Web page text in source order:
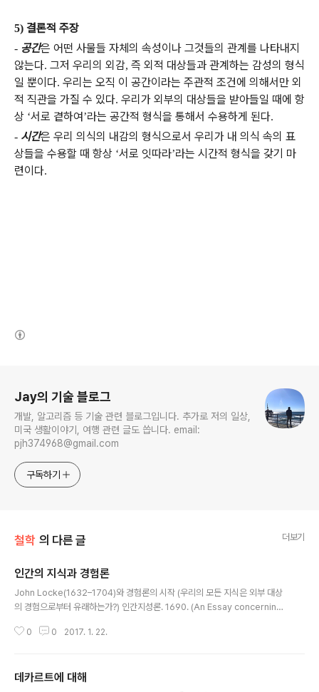
5) 결론적 주장
- 공간은 어떤 사물들 자체의 속성이나 그것들의 관계를 나타내지
않는다. 그저 우리의 외감, 즉 외적 대상들과 관계하는 감성의 형식
일 뿐이다. 우리는 오직 이 공간이라는 주관적 조건에 의해서만 외
적 직관을 가질 수 있다. 우리가 외부의 대상들을 받아들일 때에 항
상 ‘서로 곁하여 ’라는 공간적 형식을 통해서 수용하게 된다.
- 시간은 우리 의식의 내감의 형식으로서 우리가 내 의식 속의 표
상들을 수용할 때 항상 ‘서로 잇따라’라는 시간적 형식을 갖기 마
련이다.
Jay의 기술 블로그
개발, 알고리즘 등 기술 관련 블로그입니다. 추가로 저의 일상,
미국 생활이야기, 여행 관련 글도 씁니다. email:
pjh374968@gmail.com
구독하기
철학 의 다른 글 더보기
인간의 지식과 경험론
John Locke(1632–1704)와 경험론의 시작 (우리의 모든 지식은 외부 대상
의 경험으로부터 유래하는가?) 인간지성론. 1690. (An Essay concerning
경험에 근거를 두고 있으며, 궁극적으로는 경험에서 지식이 도출된다.”고 주장
텐데 그렇지 않다는 점을 들어서 결국 우리의 지식 중 본유적인 것은 아무 것도
0 0 2017. 1. 22.
데카르트에 대해